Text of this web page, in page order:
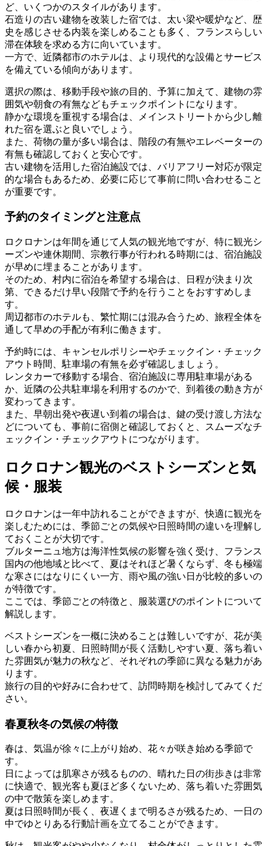
ど、いくつかのスタイルがあります。
石造りの古い建物を改装した宿では、太い梁や暖炉など、歴
史を感じさせる内装を楽しめることも多く、フランスらしい
滞在体験を求める方に向いています。
一方で、近隣都市のホテルは、より現代的な設備とサービス
を備えている傾向があります。
選択の際は、移動手段や旅の目的、予算に加えて、建物の雰
囲気や朝食の有無などもチェックポイントになります。
静かな環境を重視する場合は、メインストリートから少し離
れた宿を選ぶと良いでしょう。
また、荷物の量が多い場合は、階段の有無やエレベーターの
有無も確認しておくと安心です。
古い建物を活用した宿泊施設では、バリアフリー対応が限定
的な場合もあるため、必要に応じて事前に問い合わせること
が重要です。
予約のタイミングと注意点
ロクロナンは年間を通じて人気の観光地ですが、特に観光シ
ーズンや連休期間、宗教行事が行われる時期には、宿泊施設
が早めに埋まることがあります。
そのため、村内に宿泊を希望する場合は、日程が決まり次
第、できるだけ早い段階で予約を行うことをおすすめしま
す。
周辺都市のホテルも、繁忙期には混み合うため、旅程全体を
通して早めの手配が有利に働きます。
予約時には、キャンセルポリシーやチェックイン・チェック
アウト時間、駐車場の有無を必ず確認しましょう。
レンタカーで移動する場合、宿泊施設に専用駐車場がある
か、近隣の公共駐車場を利用するのかで、到着後の動き方が
変わってきます。
また、早朝出発や夜遅い到着の場合は、鍵の受け渡し方法な
どについても、事前に宿側と確認しておくと、スムーズなチ
ェックイン・チェックアウトにつながります。
ロクロナン観光のベストシーズンと気
候・服装
ロクロナンは一年中訪れることができますが、快適に観光を
楽しむためには、季節ごとの気候や日照時間の違いを理解し
ておくことが大切です。
ブルターニュ地方は海洋性気候の影響を強く受け、フランス
国内の他地域と比べて、夏はそれほど暑くならず、冬も極端
な寒さにはなりにくい一方、雨や風の強い日が比較的多いの
が特徴です。
ここでは、季節ごとの特徴と、服装選びのポイントについて
解説します。
ベストシーズンを一概に決めることは難しいですが、花が美
しい春から初夏、日照時間が長く活動しやすい夏、落ち着い
た雰囲気が魅力の秋など、それぞれの季節に異なる魅力があ
ります。
旅行の目的や好みに合わせて、訪問時期を検討してみてくだ
さい。
春夏秋冬の気候の特徴
春は、気温が徐々に上がり始め、花々が咲き始める季節で
す。
日によっては肌寒さが残るものの、晴れた日の街歩きは非常
に快適で、観光客も夏ほど多くないため、落ち着いた雰囲気
の中で散策を楽しめます。
夏は日照時間が長く、夜遅くまで明るさが残るため、一日の
中でゆとりある行動計画を立てることができます。